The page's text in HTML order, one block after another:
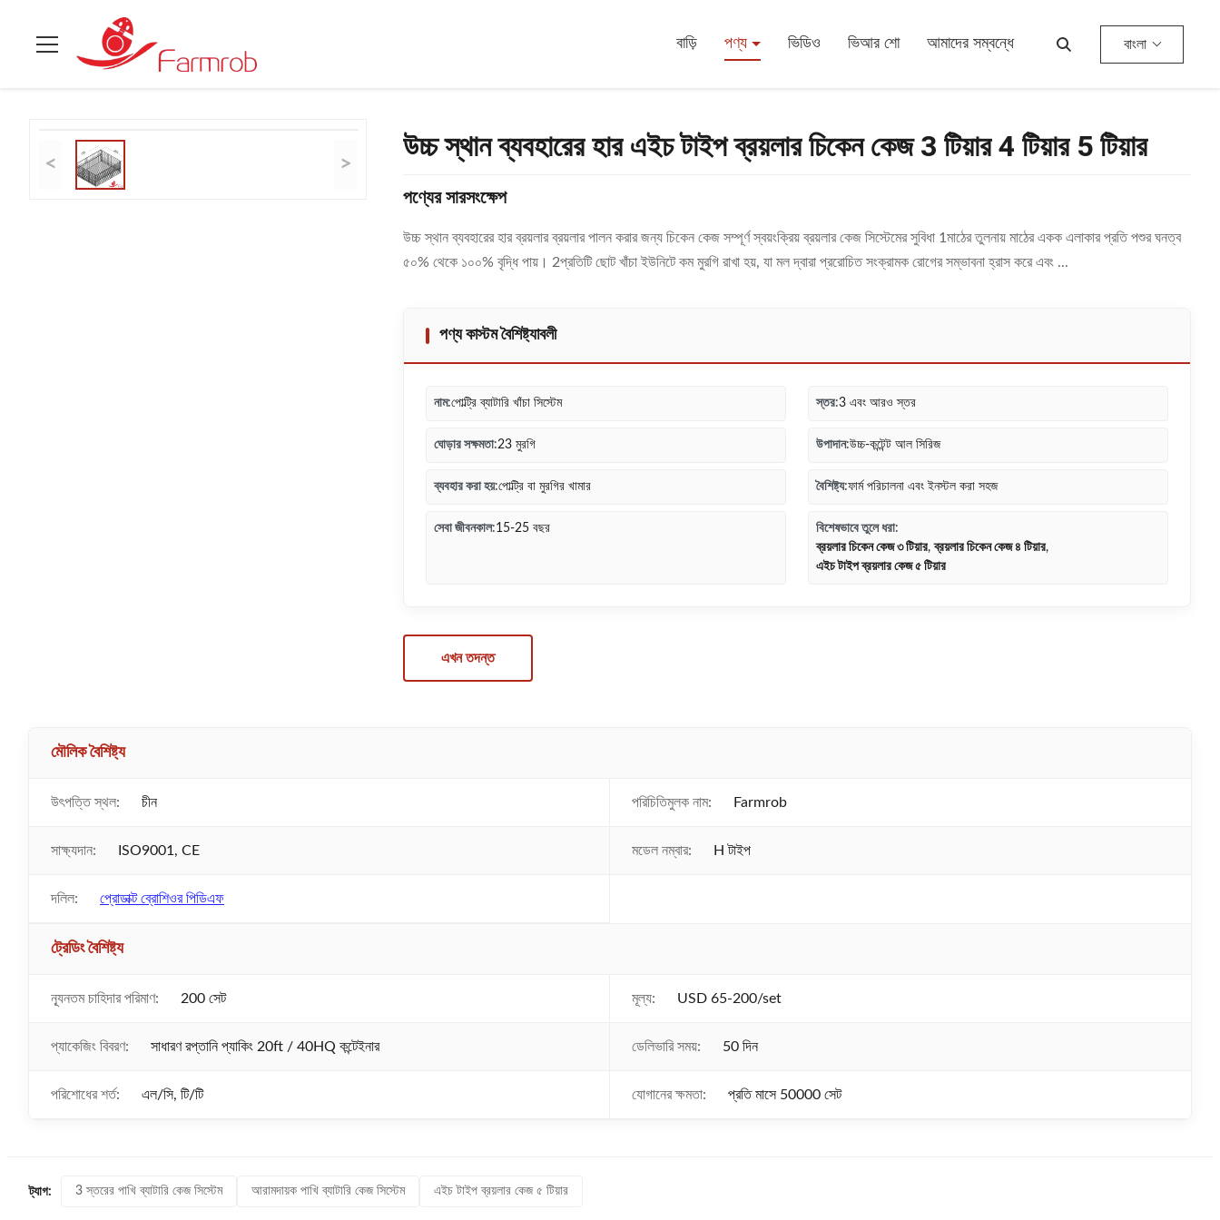
বাড়ি পণ্য ভিডিও ভিআর শো আমাদের সম্বন্ধে বাংলা
পোল্ট্রি ব্যাটারি খাঁচা সিস্টেম
< >
উচ্চ স্থান ব্যবহারের হার এইচ টাইপ ব্রয়লার চিকেন কেজ 3 টিয়ার 4 টিয়ার 5 টিয়ার
পণ্যের সারসংক্ষেপ
উচ্চ স্থান ব্যবহারের হার ব্রয়লার ব্রয়লার পালন করার জন্য চিকেন কেজ সম্পূর্ণ স্বয়ংক্রিয় ব্রয়লার কেজ সিস্টেমের সুবিধা 1মাঠের তুলনায় মাঠের একক এলাকার প্রতি পশুর ঘনত্ব
৫০% থেকে ১০০% বৃদ্ধি পায়। 2প্রতিটি ছোট খাঁচা ইউনিটে কম মুরগি রাখা হয়, যা মল দ্বারা প্ররোচিত সংক্রামক রোগের সম্ভাবনা হ্রাস করে এবং ...
পণ্য কাস্টম বৈশিষ্ট্যাবলী
নাম:পোল্ট্রি ব্যাটারি খাঁচা সিস্টেম স্তর:3 এবং আরও স্তর
ঘোড়ার সক্ষমতা:23 মুরগি উপাদান:উচ্চ-কন্টেন্ট আল সিরিজ
ব্যবহার করা হয়:পোল্ট্রি বা মুরগির খামার বৈশিষ্ট্য:ফার্ম পরিচালনা এবং ইনস্টল করা সহজ
সেবা জীবনকাল:15-25 বছর
বিশেষভাবে তুলে ধরা:
ব্রয়লার চিকেন কেজ ৩ টিয়ার,ব্রয়লার চিকেন কেজ ৪ টিয়ার,
এইচ টাইপ ব্রয়লার কেজ ৫ টিয়ার
এখন তদন্ত
মৌলিক বৈশিষ্ট্য
উৎপত্তি স্থল: চীন পরিচিতিমুলক নাম: Farmrob
সাক্ষ্যদান: ISO9001, CE মডেল নম্বার: H টাইপ
দলিল: প্রোডাক্ট ব্রোশিওর পিডিএফ
ট্রেডিং বৈশিষ্ট্য
ন্যূনতম চাহিদার পরিমাণ: 200 সেট মূল্য: USD 65-200/set
প্যাকেজিং বিবরণ: সাধারণ রপ্তানি প্যাকিং 20ft / 40HQ কন্টেইনার ডেলিভারি সময়: 50 দিন
পরিশোধের শর্ত: এল/সি, টি/টি যোগানের ক্ষমতা: প্রতি মাসে 50000 সেট
ট্যাগ: 3 স্তরের পাখি ব্যাটারি কেজ সিস্টেম আরামদায়ক পাখি ব্যাটারি কেজ সিস্টেম এইচ টাইপ ব্রয়লার কেজ ৫ টিয়ার